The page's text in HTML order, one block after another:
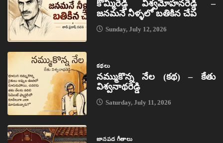
కొమ్మిరెడ్డి విశ్వమోహనరెడ్డి –
జనమనే నీళ్ళలో బతికిన చేప
Sunday, July 12, 2026
కథలు
నమ్ముకొన్న నేల (కథ) – కేతు
విశ్వనాథరెడ్డి
Saturday, July 11, 2026
జానపద గీతాలు